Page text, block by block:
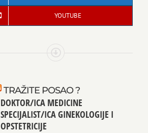
YOUTUBE
TRAŽITE POSAO ?
DOKTOR/ICA MEDICINE
SPECIJALIST/ICA GINEKOLOGIJE I
OPSTETRICIJE